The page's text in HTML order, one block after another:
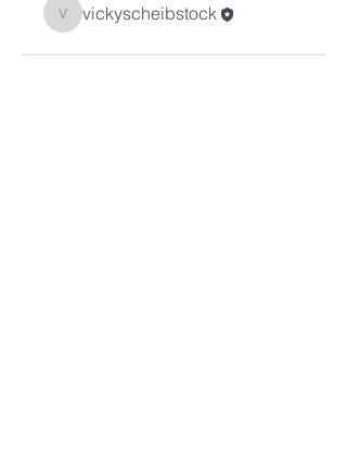
vickyscheibstock
vickyscheibstock